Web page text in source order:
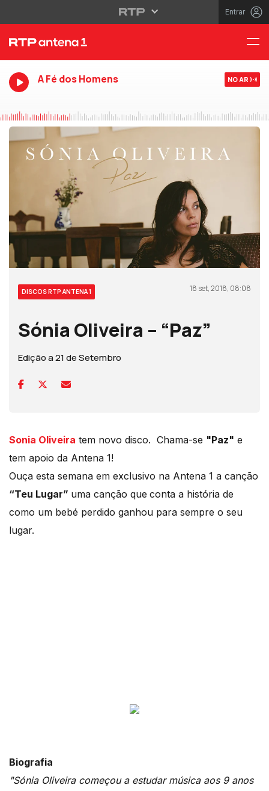
Entrar
A Fé dos Homens NO AR
DISCOS RTP ANTENA 1 18 set, 2018, 08:08
Sónia Oliveira – “Paz”
Edição a 21 de Setembro
Sonia Oliveira tem novo disco. Chama-se "Paz" e
tem apoio da Antena 1!
Ouça esta semana em exclusivo na Antena 1 a canção
“Teu Lugar” uma canção que conta a história de
como um bebé perdido ganhou para sempre o seu
lugar.
Biografia
"Sónia Oliveira começou a estudar música aos 9 anos